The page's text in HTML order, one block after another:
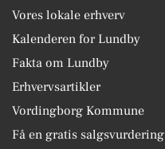
Vores lokale erhverv
Kalenderen for Lundby
Fakta om Lundby
Erhvervsartikler
Vordingborg Kommune
Få en gratis salgsvurdering